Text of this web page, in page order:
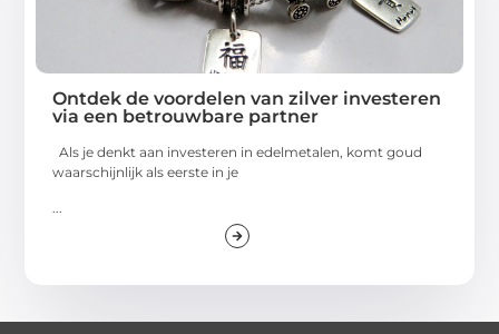
Ontdek de voordelen van zilver investeren
via een betrouwbare partner
Als je denkt aan investeren in edelmetalen, komt goud
waarschijnlijk als eerste in je
...